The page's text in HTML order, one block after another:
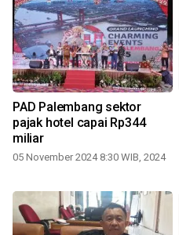
PAD Palembang sektor
pajak hotel capai Rp344
miliar
05 November 2024 8:30 WIB, 2024